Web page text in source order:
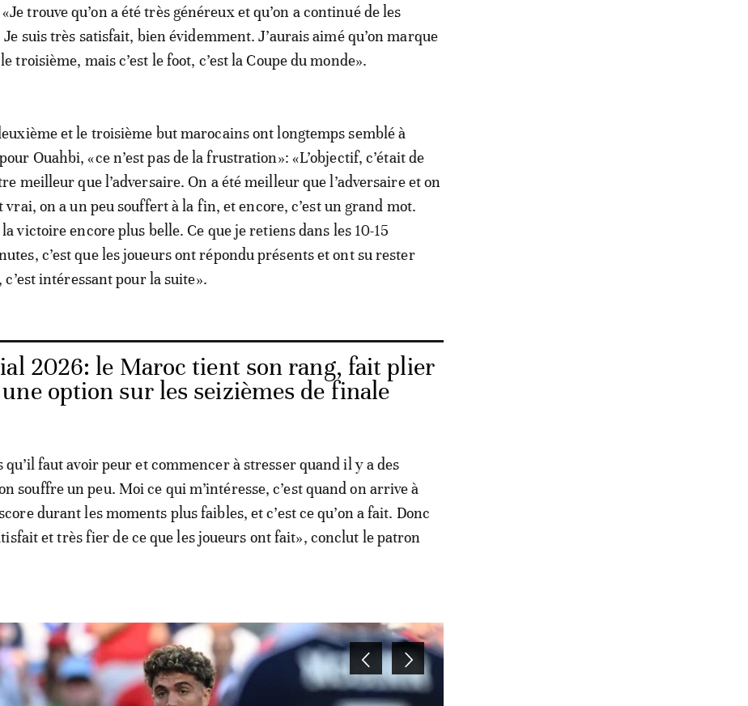
trouve qu’on a été très généreux et qu’on a continué de les
suis très satisfait, bien évidemment. J’aurais aimé qu’on marque
troisième, mais c’est le foot, c’est la Coupe du monde».
et le troisième but marocains ont longtemps semblé à
Ouahbi, «ce n’est pas de la frustration»: «L’objectif, c’était de
meilleur que l’adversaire. On a été meilleur que l’adversaire et on
vrai, on a un peu souffert à la fin, et encore, c’est un grand mot.
victoire encore plus belle. Ce que je retiens dans les 10-15
c’est que les joueurs ont répondu présents et ont su rester
c’est intéressant pour la suite».
2026: le Maroc tient son rang, fait plier
une option sur les seizièmes de finale
qu’il faut avoir peur et commencer à stresser quand il y a des
souffre un peu. Moi ce qui m’intéresse, c’est quand on arrive à
durant les moments plus faibles, et c’est ce qu’on a fait. Donc
et très fier de ce que les joueurs ont fait», conclut le patron